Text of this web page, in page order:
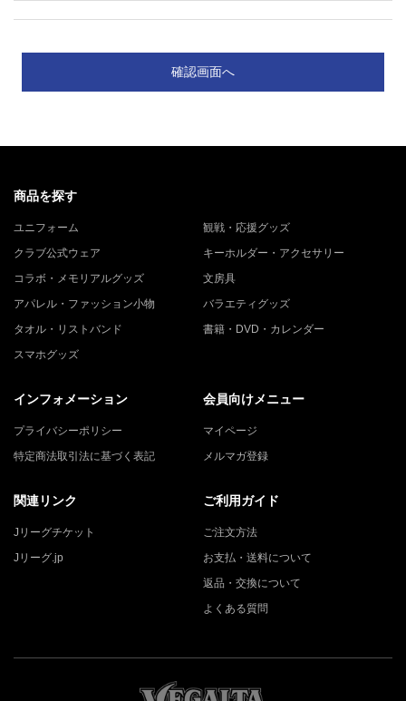
商品を探す
ユニフォーム
観戦・応援グッズ
クラブ公式ウェア
キーホルダー・アクセサリー
コラボ・メモリアルグッズ
文房具
アパレル・ファッション小物
バラエティグッズ
タオル・リストバンド
書籍・DVD・カレンダー
スマホグッズ
インフォメーション
プライバシーポリシー
特定商法取引法に基づく表記
会員向けメニュー
マイページ
メルマガ登録
関連リンク
Jリーグチケット
Jリーグ.jp
ご利用ガイド
ご注文方法
お支払・送料について
返品・交換について
よくある質問